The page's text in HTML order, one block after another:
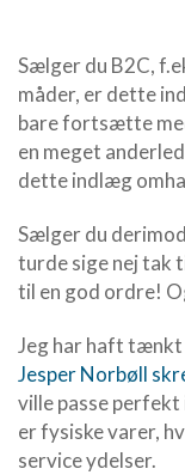
Sælger du B2C,
måder, er dette
bare fortsætte
en meget
dette indlæg
Sælger du
turde sige nej tak
til en god ordre!
Jeg har haft tænkt
Jesper Norbøll
ville passe
er fysiske varer,
service ydelser.